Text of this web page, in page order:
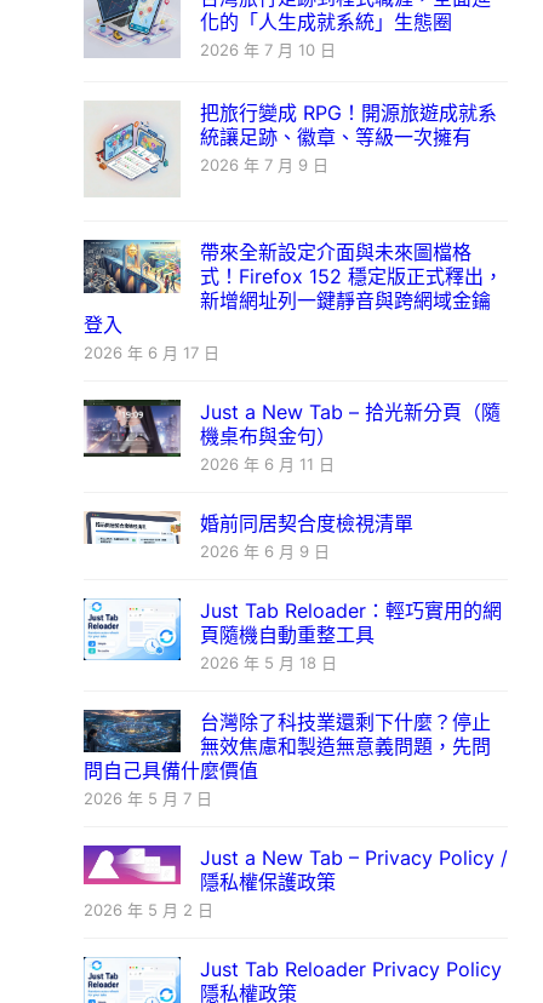
化的「人生成就系統」生態圈
2026 年 7 月 10 日
把旅行變成 RPG！開源旅遊成就系
統讓足跡、徽章、等級一次擁有
2026 年 7 月 9 日
帶來全新設定介面與未來圖檔格
式！Firefox 152 穩定版正式釋出，
新增網址列一鍵靜音與跨網域金鑰
登入
2026 年 6 月 17 日
Just a New Tab – 拾光新分頁（隨
機桌布與金句）
2026 年 6 月 11 日
婚前同居契合度檢視清單
2026 年 6 月 9 日
Just Tab Reloader：輕巧實用的網
頁隨機自動重整工具
2026 年 5 月 18 日
台灣除了科技業還剩下什麼？停止
無效焦慮和製造無意義問題，先問
問自己具備什麼價值
2026 年 5 月 7 日
Just a New Tab – Privacy Policy /
隱私權保護政策
2026 年 5 月 2 日
Just Tab Reloader Privacy Policy
隱私權政策